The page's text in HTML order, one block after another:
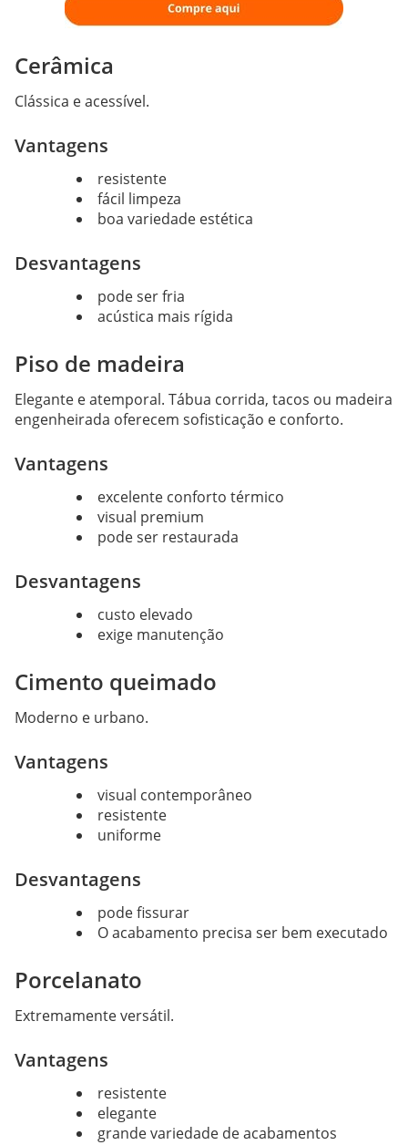
Cerâmica
Clássica e acessível.
Vantagens
resistente
fácil limpeza
boa variedade estética
Desvantagens
pode ser fria
acústica mais rígida
Piso de madeira
Elegante e atemporal. Tábua corrida, tacos ou madeira
engenheirada oferecem sofisticação e conforto.
Vantagens
excelente conforto térmico
visual premium
pode ser restaurada
Desvantagens
custo elevado
exige manutenção
Cimento queimado
Moderno e urbano.
Vantagens
visual contemporâneo
resistente
uniforme
Desvantagens
pode fissurar
O acabamento precisa ser bem executado
Porcelanato
Extremamente versátil.
Vantagens
resistente
elegante
grande variedade de acabamentos